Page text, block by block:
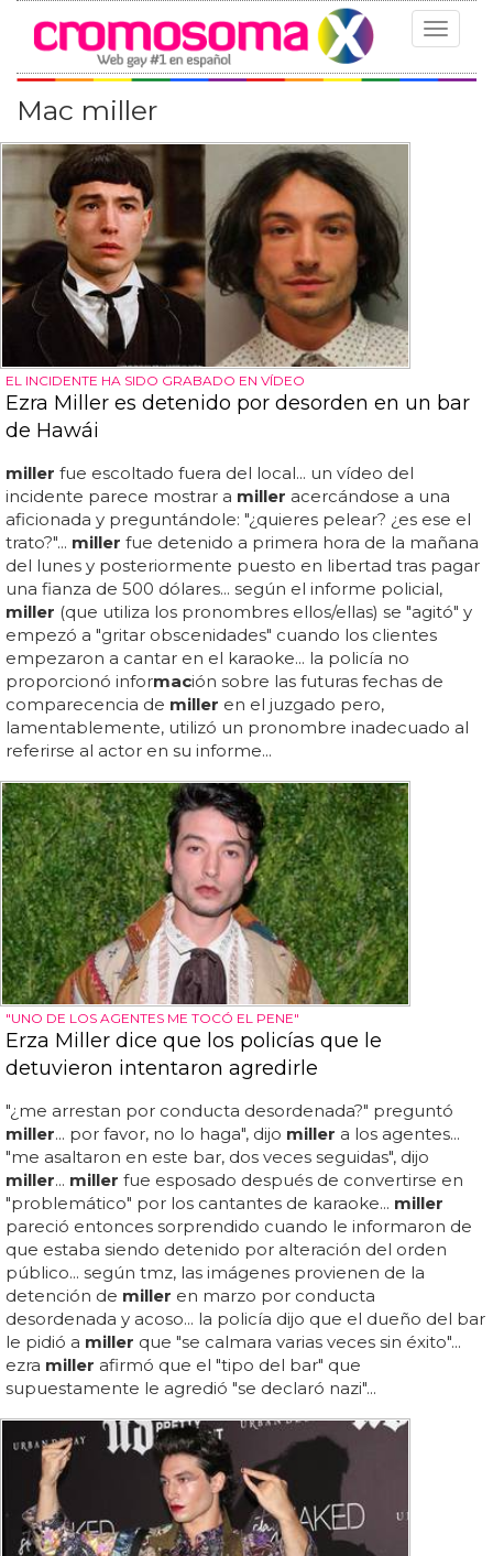
Toggle
Mac miller
EL INCIDENTE HA SIDO GRABADO EN VÍDEO
Ezra Miller es detenido por desorden en un bar
de Hawái
miller fue escoltado fuera del local... un vídeo del
incidente parece mostrar a miller acercándose a una
aficionada y preguntándole: "¿quieres pelear? ¿es ese el
trato?"... miller fue detenido a primera hora de la mañana
del lunes y posteriormente puesto en libertad tras pagar
una fianza de 500 dólares... según el informe policial,
miller (que utiliza los pronombres ellos/ellas) se "agitó" y
empezó a "gritar obscenidades" cuando los clientes
empezaron a cantar en el karaoke... la policía no
proporcionó información sobre las futuras fechas de
comparecencia de miller en el juzgado pero,
lamentablemente, utilizó un pronombre inadecuado al
referirse al actor en su informe...
"UNO DE LOS AGENTES ME TOCÓ EL PENE"
Erza Miller dice que los policías que le
detuvieron intentaron agredirle
"¿me arrestan por conducta desordenada?" preguntó
miller... por favor, no lo haga", dijo miller a los agentes...
"me asaltaron en este bar, dos veces seguidas", dijo
miller... miller fue esposado después de convertirse en
"problemático" por los cantantes de karaoke... miller
pareció entonces sorprendido cuando le informaron de
que estaba siendo detenido por alteración del orden
público... según tmz, las imágenes provienen de la
detención de miller en marzo por conducta
desordenada y acoso... la policía dijo que el dueño del bar
le pidió a miller que "se calmara varias veces sin éxito"...
ezra miller afirmó que el "tipo del bar" que
supuestamente le agredió "se declaró nazi"...